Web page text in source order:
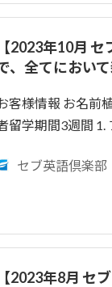
【2023年10月
、全てにおい
客様情報 お名前
留学期間3週間
セブ英語倶楽部
【2023年8月 セ